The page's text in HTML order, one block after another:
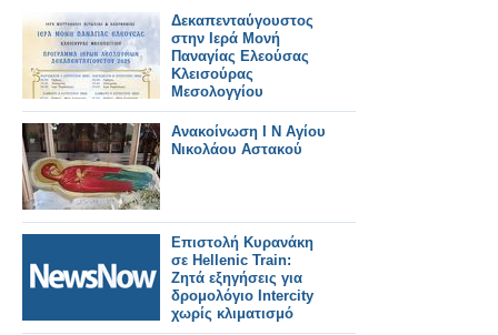
Δεκαπενταύγουστος
στην Ιερά Μονή
Παναγίας Ελεούσας
Κλεισούρας
Μεσολογγίου
Ανακοίνωση Ι Ν Αγίου
Νικολάου Αστακού
Επιστολή Κυρανάκη
σε Hellenic Train:
Ζητά εξηγήσεις για
δρομολόγιο Intercity
χωρίς κλιματισμό